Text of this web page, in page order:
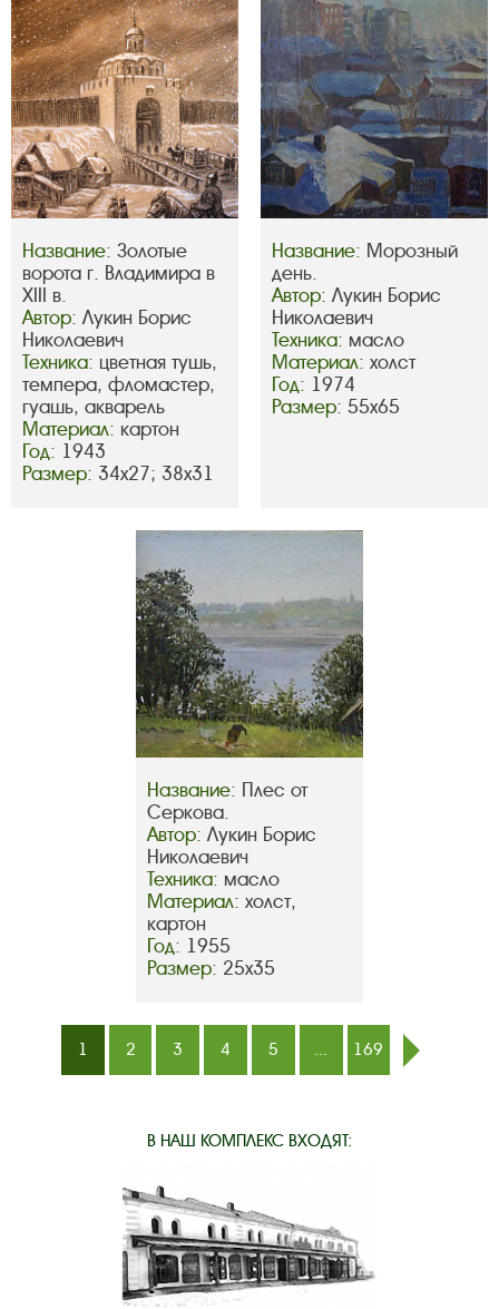
Название: Золотые
ворота г. Владимира в
XIII в.
Автор: Лукин Борис
Николаевич
Техника: цветная тушь,
темпера, фломастер,
гуашь, акварель
Материал: картон
Год: 1943
Размер: 34х27; 38х31
Название: Морозный
день.
Автор: Лукин Борис
Николаевич
Техника: масло
Материал: холст
Год: 1974
Размер: 55х65
Название: Плес от
Серкова.
Автор: Лукин Борис
Николаевич
Техника: масло
Материал: холст,
картон
Год: 1955
Размер: 25х35
1 2 3 4 5 ...
169
В НАШ КОМПЛЕКС ВХОДЯТ: